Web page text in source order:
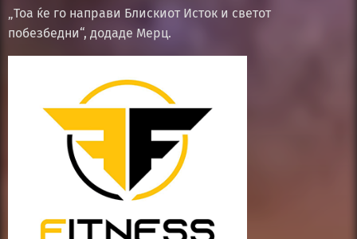
„Тоа ќе го направи Блискиот Исток и светот
побезбедни“, додаде Мерц.